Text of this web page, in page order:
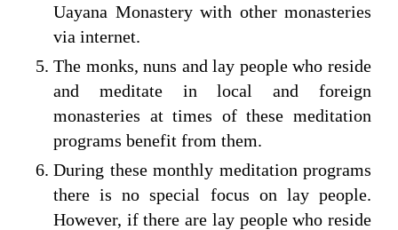
Uayana Monastery with other monasteries
via internet.
The monks, nuns and lay people who reside
and meditate in local and foreign
monasteries at times of these meditation
programs benefit from them.
During these monthly meditation programs
there is no special focus on lay people.
However, if there are lay people who reside